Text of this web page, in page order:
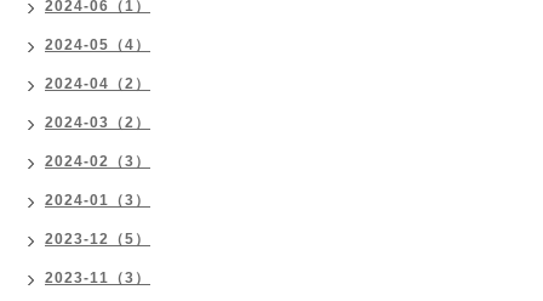
2024-06（1）
2024-05（4）
2024-04（2）
2024-03（2）
2024-02（3）
2024-01（3）
2023-12（5）
2023-11（3）